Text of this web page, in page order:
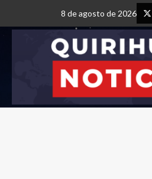
8 de agosto de 2026